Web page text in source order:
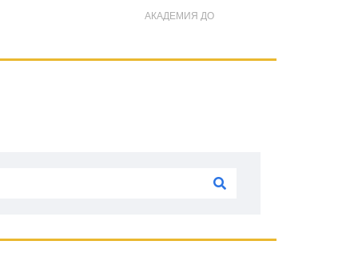
АКАДЕМИЯ ДО